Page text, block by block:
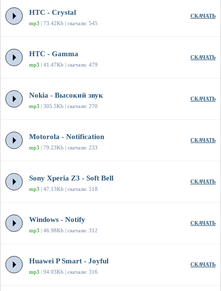
HTC - Crystal
mp3 | 73.42Kb | скачали: 545
СКАЧАТЬ
HTC - Gamma
mp3 | 41.47Kb | скачали: 479
СКАЧАТЬ
Nokia - Высокий звук
mp3 | 305.5Kb | скачали: 270
СКАЧАТЬ
Motorola - Notification
mp3 | 79.23Kb | скачали: 233
СКАЧАТЬ
Sony Xperia Z3 - Soft Bell
mp3 | 47.13Kb | скачали: 518
СКАЧАТЬ
Windows - Notify
mp3 | 46.98Kb | скачали: 312
СКАЧАТЬ
Huawei P Smart - Joyful
mp3 | 94.03Kb | скачали: 316
СКАЧАТЬ